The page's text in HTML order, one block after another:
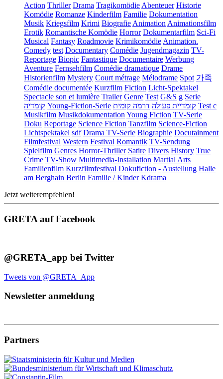
Action Thriller Drama Tragikomödie Abenteuer Historie
Komödie Romanze Kinderfilm Familie Dokumentation
Musik Kriegsfilm Krimi Biografie Animation Animationsfilm
Erotik Romantische Komödie Horror Dokumentarfilm Sci-Fi
Musical Fantasy Roadmovie Krimikomödie Animation.
Comedy test Documentary Comédie Jugendmagazin TV-
Reportage Biopic Fantastique Documentaire Werbung
Aventure Fernsehfilm Comédie dramatique Drame
Historienfilm Mystery Court métrage Mélodrame Spot 가족
Comédie documentée Kurzfilm Fiction Licht-Spektakel
Spectacle son et lumière Trailer Genre Test G&S g Serie
קומדיה Young-Fiction-Serie קומדיית פעולה דרמה קומית
Test c
Musikfilm Musikdokumentation Young Fiction TV-Serie
Doku Reportage Science Fiction Tanzfilm Science-Fiction
Lichtspektakel sdf Drama TV-Serie Biographie Docutainment
Filmfestival Western Festival Romantik TV-Sendung
Spielfilm Genres Horror-Thriller Satire Divers History True
Crime TV-Show Multimedia-Installation Martial Arts
Familienfilm Kurzfilmfestival Dokufiction - Austellung Halle
am Berghain Berlin Familie / Kinder Kdrama
Jetzt weiterempfehlen!
GRETA auf Facebook
@GRETA_app bei Twitter
Tweets von @GRETA_App
Newsletter anmeldung
Partners